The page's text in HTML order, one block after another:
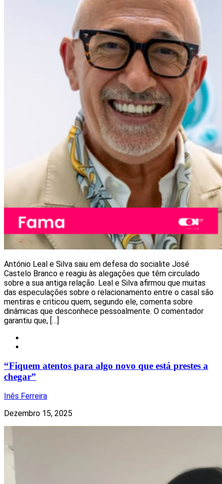
António Leal e Silva saiu em defesa do socialite José
Castelo Branco e reagiu às alegações que têm circulado
sobre a sua antiga relação. Leal e Silva afirmou que muitas
das especulações sobre o relacionamento entre o casal são
mentiras e criticou quem, segundo ele, comenta sobre
dinâmicas que desconhece pessoalmente. O comentador
garantiu que, […]
“Fiquem atentos para algo novo que está prestes a
chegar”
Inês Ferreira
Dezembro 15, 2025